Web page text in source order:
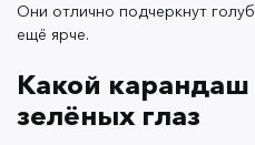
оттенокRobin карандаша
Color Salute, тоже
не будет перетягивать
Они отлично подчеркнут
ещё ярче.
Какой
зелёных глаз